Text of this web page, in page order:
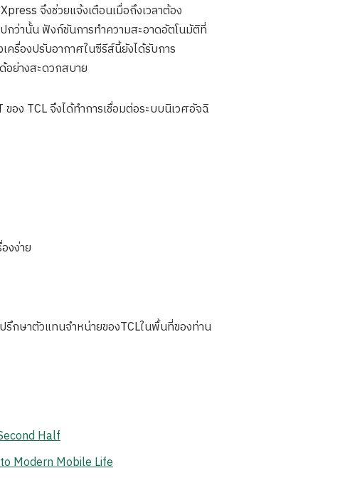
จึงช่วยแจ้งเตือนเมื่อถึงเวลาต้อง
กว่านั้น ฟังก์ชันการทำความสะอาดอัตโนมัติที่
รื่องปรับอากาศในซีรีส์นี้ยังได้รับการ
อย่างสะดวกสบาย
ง TCL จึงได้ทำการเชื่อมต่อระบบนิเวศอัจฉิ
งง่าย
กษาตัวแทนจำหน่ายของTCLในพื้นที่ของท่าน
Half
Modern Mobile Life